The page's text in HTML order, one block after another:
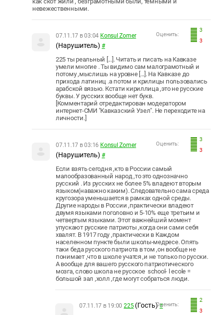
невежественными.
3
3
Оценить:
07.11.17 в 03:04 Konsul Zomer
(Нарушитель) #
225 ты реальный [...]. Читать и писать на Кавказе
умели многие . Ты видимо сам малограмотный и
потому ,мыслишь на уровне [...]. На Кавказе до
прихода латиниц .а потом и крилицы пользовались
арабской вязью. Кстати кириллица ,это не русские
буквы. У русских вообще нет букв.
[Комментарий отредактирован модератором
интернет-СМИ "Кавказский Узел". Не переходите на
личности.]
3
3
Оценить:
07.11.17 в 03:16 Konsul Zomer
(Нарушитель) #
Если взять сегодня ,кто в России самый
малообразованный народ ,то это однозначно
русский . Из русских не более 5% владеют вторым
языком(наважно каким). Следовательно сама среда
кругозора уменьшается в рамках одной среды.
Другие народы в России ,практически владеют
двумя языками поголовно и 5-10% еще третьим и
четвертым языками. Этот важнейший момент
упускают русские патриоты ,когда они сами себя
хвалят. В 1917 году ,практически в Каждом
населенном пункте были школы-медресе. Опять
таки беда русского патриота в том ,он вообще не
понимает ,что в школе учатся ,и не только по русски.
А вообще для вашего русского патриотического
мозга, слово школа не русское school- l ecole =
большой зал ,холл ,где могут собраться люди.
2
3
Оценить:
07.11.17 в 19:00 225 (Гость) #